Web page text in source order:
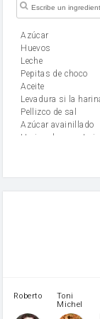
Azúcar
huevos
leche
Pepitas de choco
aceite
Levadura si la
Pellizco de sal
Azúcar avainillado
Harina de
mantequilla
Harina para
patatas
Roberto
Toni
Michel
Caubet